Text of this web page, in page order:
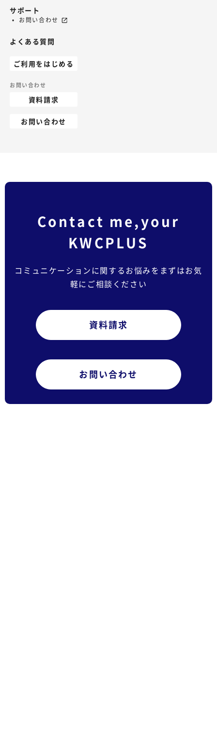
サポート
お問い合わせ
よくある質問
ご利用をはじめる
お問い合わせ
資料請求
お問い合わせ
Contact me,your
KWCPLUS
コミュニケーションに関するお悩みをまずはお気
軽にご相談ください
資料請求
お問い合わせ